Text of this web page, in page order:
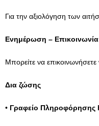
Για την αξιολόγηση των
Ενημέρωση – Επικοινωνία
Μπορείτε να
Δια ζώσης
• Γραφείο Πληροφόρησης